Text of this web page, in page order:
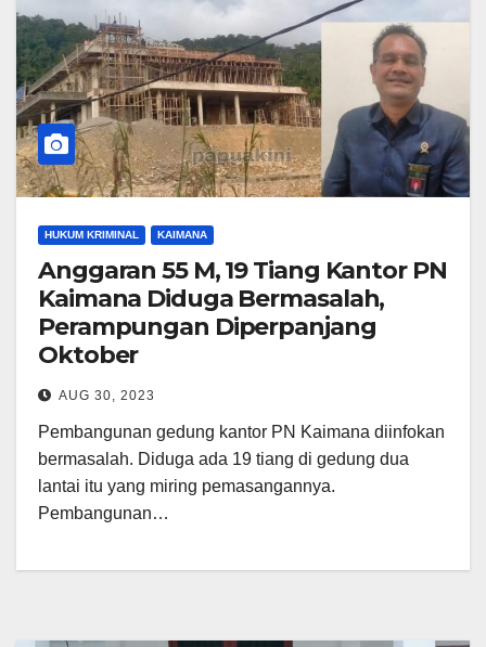
HUKUM KRIMINAL KAIMANA
Anggaran 55 M, 19 Tiang Kantor PN
Kaimana Diduga Bermasalah,
Perampungan Diperpanjang
Oktober
AUG 30, 2023
Pembangunan gedung kantor PN Kaimana diinfokan
bermasalah. Diduga ada 19 tiang di gedung dua
lantai itu yang miring pemasangannya.
Pembangunan…